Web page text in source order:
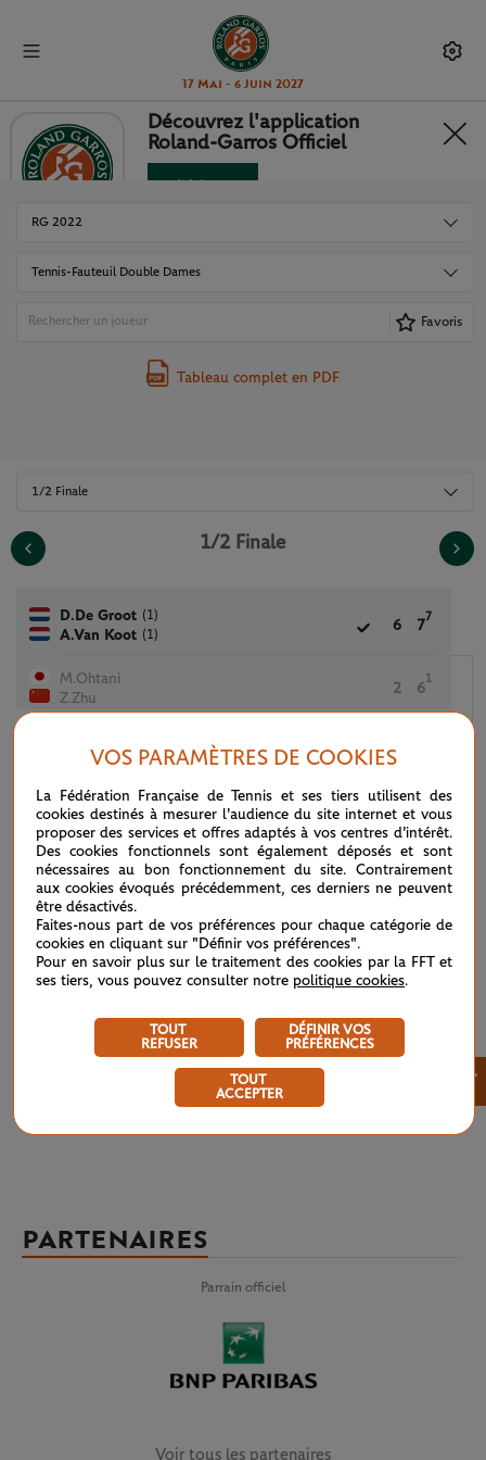
17 Mai - 6 Juin 2027
TABLEAUX ET RÉSULTATS
RG 2022
Tennis-Fauteuil Double Dames
Favoris
Tableau complet en PDF
1/2 Finale
1/2 Finale
D.De Groot (1)
A.Van Koot (1)
6 7
7
M.Ohtani
Z.Zhu
2 6
1
M.Cabrillana
E.Morch
2 1
Y.Kamiji (2)
K.Montjane (2)
6 6
Retrouvez les tableaux complets du tournoi 2026. Tous les tableaux et
les résultats de Roland-Garros 2026 en un simple coup d’œil : simple
dames, double mixte, simples et doubles juniors, Tournoi des Légendes,
tennis-fauteuil et quad. Pour ne manquer aucun résultat, du tirage au
sort jusqu’à la fin des épreuves.
Découvrez l'application
Roland-Garros Officiel
PARTENAIRES
Parrain officiel
Voir tous les partenaires
VOS PARAMÈTRES DE COOKIES
La Fédération Française de Tennis et ses tiers utilisent des
cookies destinés à mesurer l'audience du site internet et vous
proposer des services et offres adaptés à vos centres d'intérêt.
Des cookies fonctionnels sont également déposés et sont
nécessaires au bon fonctionnement du site. Contrairement
aux cookies évoqués précédemment, ces derniers ne peuvent
être désactivés.
Faites-nous part de vos préférences pour chaque catégorie de
cookies en cliquant sur "Définir vos préférences".
Pour en savoir plus sur le traitement des cookies par la FFT et
ses tiers, vous pouvez consulter notre politique cookies.
TOUT
REFUSER
DÉFINIR VOS
PRÉFÉRENCES
TOUT
ACCEPTER